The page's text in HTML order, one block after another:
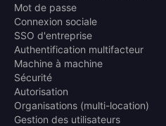
Mot de passe
Connexion sociale
SSO d'entreprise
Authentification multifacteur
Machine à machine
Sécurité
Autorisation
Organisations (multi-location)
Gestion des utilisateurs